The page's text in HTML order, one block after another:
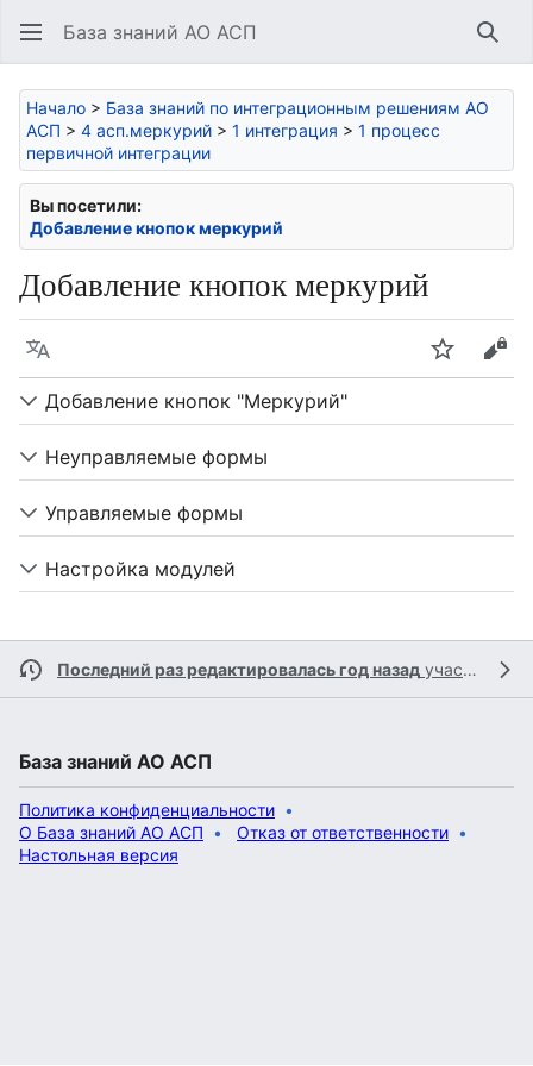
База знаний АО АСП
Начало > База знаний по интеграционным решениям АО
АСП > 4 асп.меркурий > 1 интеграция > 1 процесс
первичной интеграции
Вы посетили:
Добавление кнопок меркурий
Добавление кнопок меркурий
Язык Следить
Добавление кнопок "Меркурий"
Неуправляемые формы
Управляемые формы
Настройка модулей
Последний раз редактировалась год назад участником
База знаний АО АСП
Политика конфиденциальности
О База знаний АО АСП
Отказ от ответственности
Настольная версия